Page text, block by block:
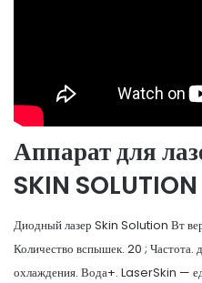
Аппарат для
SKIN SOLUTION
Диодный лазер Skin Solution Вт
Количество вспышек. 20 ; Частота.
охлаждения. Вода+. LaserSkin —